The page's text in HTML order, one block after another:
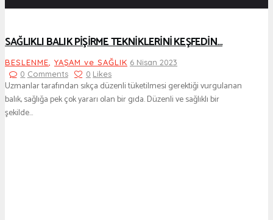
SAĞLIKLI BALIK PİŞİRME TEKNİKLERİNİ KEŞFEDİN…
BESLENME YAŞAM ve SAĞLIK 6 Nisan 2023
0 Comments 0 Likes
Uzmanlar tarafından sıkça düzenli tüketilmesi gerektiği vurgulanan
balık, sağlığa pek çok yararı olan bir gıda. Düzenli ve sağlıklı bir
şekilde…